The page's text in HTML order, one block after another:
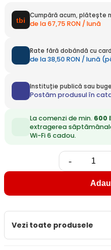
Cumpără acum, plătește
de la 67,75 RON / lună
Rate fără dobândă cu
de la 38,50 RON / lună
Instituție publică sau
Postăm produsul în
La comenzi de min. 600
extragerea
Wi-Fi 6 cadou.
-
Vezi toate produsele